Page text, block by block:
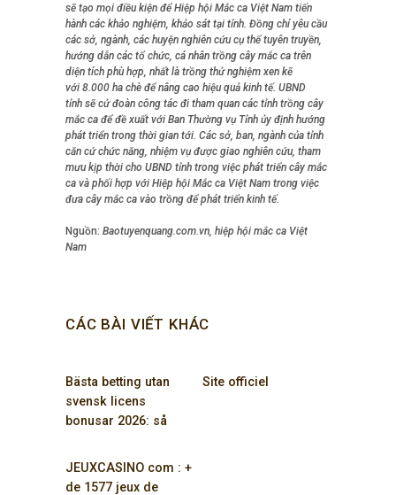
sẽ tạo mọi điều kiện để Hiệp hội Mắc ca Việt Nam tiến
hành các khảo nghiệm, khảo sát tại tỉnh. Đồng chí yêu cầu
các sở, ngành, các huyện nghiên cứu cụ thể tuyên truyền,
hướng dẫn các tổ chức, cá nhân trồng cây mắc ca trên
diện tích phù hợp, nhất là trồng thử nghiệm xen kẽ
với 8.000 ha chè để nâng cao hiệu quả kinh tế. UBND
tỉnh sẽ cử đoàn công tác đi tham quan các tỉnh trồng cây
mắc ca để đề xuất với Ban Thường vụ Tỉnh ủy định hướng
phát triển trong thời gian tới. Các sở, ban, ngành của tỉnh
căn cứ chức năng, nhiệm vụ được giao nghiên cứu, tham
mưu kịp thời cho UBND tỉnh trong việc phát triển cây mắc
ca và phối hợp với Hiệp hội Mắc ca Việt Nam trong việc
đưa cây mắc ca vào trồng để phát triển kinh tế.
Nguồn: Baotuyenquang.com.vn, hiệp hội mắc ca Việt
Nam
CÁC BÀI VIẾT KHÁC
Bästa betting utan
svensk licens
bonusar 2026: så
vinster
Site officiel
JEUXCASINO com : +
de 1577 jeux de